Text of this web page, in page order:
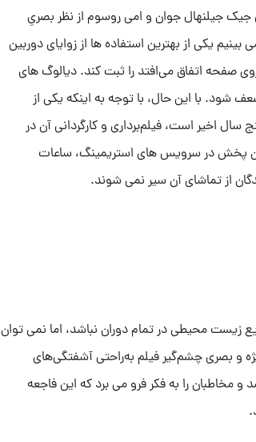
این فیلم ساخته شده در سال ۲۰۰۴ با بازی جیک جیلنهال جوان و امی روسوم از نظر بصریِ
یکی از بهترین استفاده ها از زوایای دوربین
صفحه اتفاق می‌افتد را ثبت کند. دیالوگ های
با این حال، با توجه به اینکه یکی از
اخیر است، فیلم‌برداری و کارگردانی آن در
پخش در سرویس های استریمینگ، ساعات
از تماشای آن سیر نمی شوند.
محیطی در تمام دوران نباشد، اما نمی توان
و بصری چشم‌گیر فیلم به‌راحتی آشفتگی‌های
مخاطبان را به فکر فرو می برد که این فاجعه